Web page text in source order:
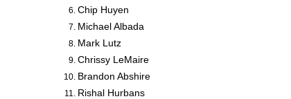
Chip Huyen
Michael Albada
Mark Lutz
Chrissy LeMaire
Brandon Abshire
Rishal Hurbans